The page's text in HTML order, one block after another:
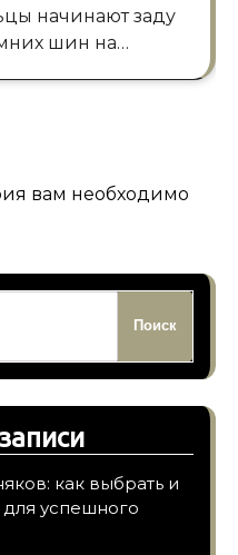
начинают заду
шин на…
вам необходимо
как выбрать и
успешного